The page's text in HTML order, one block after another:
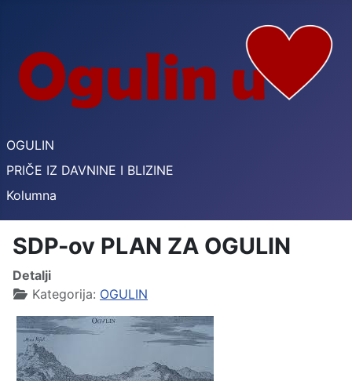
OGULIN
PRIČE IZ DAVNINE I BLIZINE
Kolumna
SDP-ov PLAN ZA OGULIN
Detalji
Kategorija: OGULIN